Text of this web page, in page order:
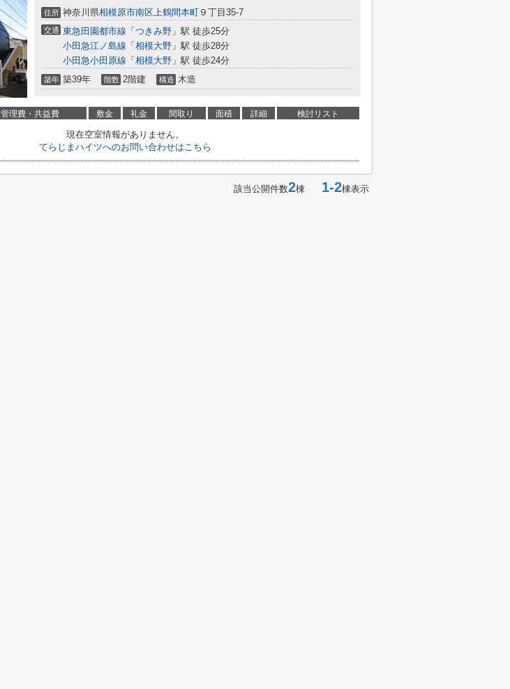
住所 神奈川県相模原市南区上鶴間本町 ９丁目35-7
交通 東急田園都市線 「 つきみ野 」駅 徒歩25分
小田急江ノ島線 「 相模大野 」駅 徒歩28分
小田急小田原線 「 相模大野 」駅 徒歩24分
築年 築39年 階数 2階建 構造 木造
管理費・共益費 敷金 礼金 間取り 面積 詳細 検討リスト
現在空室情報がありません。
てらじまハイツへのお問い合わせはこちら
該当公開件数2棟 1-2棟表示